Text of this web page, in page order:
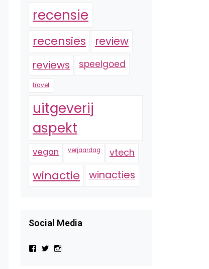
recensie
recensies review
reviews speelgoed
travel
uitgeverij
aspekt
vegan verjaardag vtech
winactie winacties
Social Media
BekijkBekijk